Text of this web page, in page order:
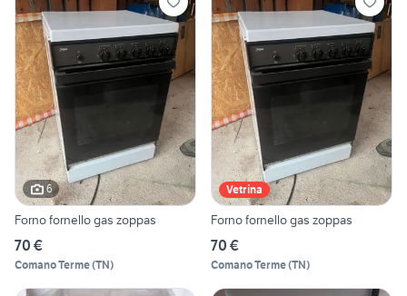
6
Forno fornello gas zoppas
70 €
Comano Terme(TN)
Vetrina
Forno fornello gas zoppas
70 €
Comano Terme(TN)